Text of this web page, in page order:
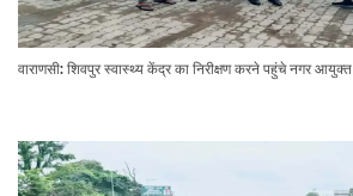
वाराणसी: शिवपुर स्वास्थ्य केंद्र का निरीक्षण करने पहुंचे नगर आयुक्त